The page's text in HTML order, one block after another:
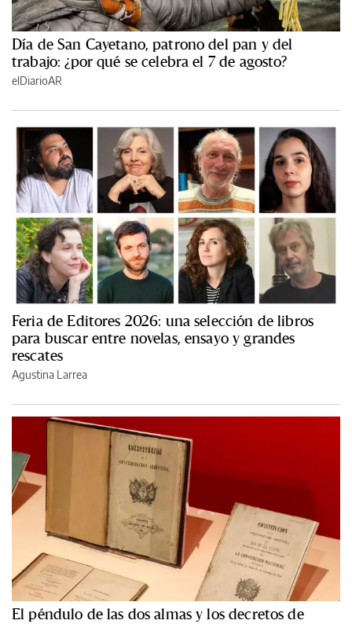
Día de San Cayetano, patrono del pan y del
trabajo: ¿por qué se celebra el 7 de agosto?
elDiarioAR
Feria de Editores 2026: una selección de libros
para buscar entre novelas, ensayo y grandes
rescates
Agustina Larrea
El péndulo de las dos almas y los decretos de